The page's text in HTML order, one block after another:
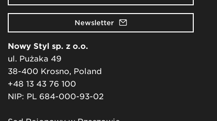
Newsletter
Nowy Styl sp. z o.o.
ul. Pużaka 49
38-400 Krosno, Poland
+48 13 43 76 100
NIP: PL 684-000-93-02